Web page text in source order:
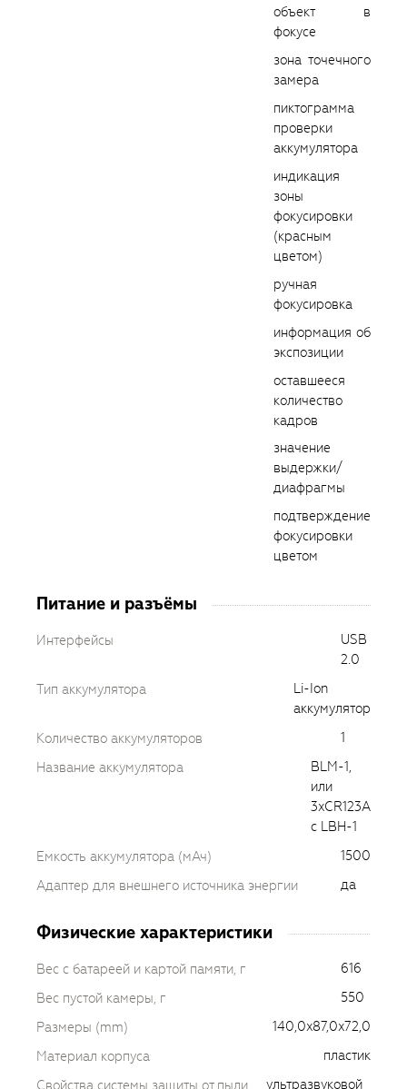
объект в
фокусе
зона точечного
замера
пиктограмма
проверки
аккумулятора
индикация
зоны
фокусировки
(красным
цветом)
ручная
фокусировка
информация об
экспозиции
оставшееся
количество
кадров
значение
выдержки/
диафрагмы
подтверждение
фокусировки
цветом
Питание и разъёмы
Интерфейсы
USB
2.0
Тип аккумулятора
Li-Ion
аккумулятор
Количество аккумуляторов
1
Название аккумулятора
BLM-1,
или
3xCR123A
с LBH-1
Емкость аккумулятора (мАч)
1500
Адаптер для внешнего источника энергии
да
Физические характеристики
Вес с батареей и картой памяти, г
616
Вес пустой камеры, г
550
Размеры (mm)
140,0x87,0x72,0
Материал корпуса
пластик
ультразвуковой